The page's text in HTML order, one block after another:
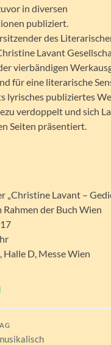
in diversen
publiziert.
des
Lavant
vierbändigen
für eine literarische
lyrisches publiziertes
verdoppelt und sich
Seiten präsentiert.
„Christine Lavant –
Rahmen der Buch Wien
D, Messe Wien